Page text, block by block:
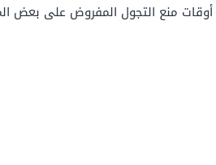
منع التجول المفروض على بعض